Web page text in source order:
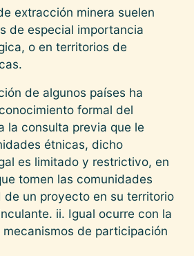
extracción minera suelen
de especial importancia
o en territorios de
de algunos países ha
formal del
la consulta previa que le
étnicas, dicho
es limitado y restrictivo, en
tomen las comunidades
un proyecto en su territorio
ii. Igual ocurre con la
de participación